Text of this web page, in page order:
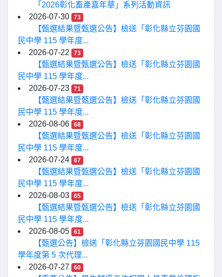
「2026彰化畜產嘉年華」系列活動資訊
2026-07-30
73
【甄選結果暨甄選公告】檢送「彰化縣立芬園國
民中學 115 學年度...
2026-07-22
73
【甄選結果暨甄選公告】檢送「彰化縣立芬園國
民中學 115 學年度...
2026-07-23
71
【甄選結果暨甄選公告】檢送「彰化縣立芬園國
民中學 115 學年度...
2026-08-06
68
【甄選結果暨甄選公告】檢送「彰化縣立芬園國
民中學 115 學年度...
2026-07-24
67
【甄選結果暨甄選公告】檢送「彰化縣立芬園國
民中學 115 學年度...
2026-08-03
65
【甄選結果暨甄選公告】檢送「彰化縣立芬園國
民中學 115 學年度...
2026-08-05
61
【甄選公告】檢送「彰化縣立芬園國民中學 115
學年度第 5 次代理...
2026-07-27
60